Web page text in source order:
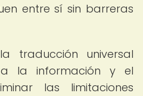
entre sí sin barreras
traducción universal
la información y el
las limitaciones